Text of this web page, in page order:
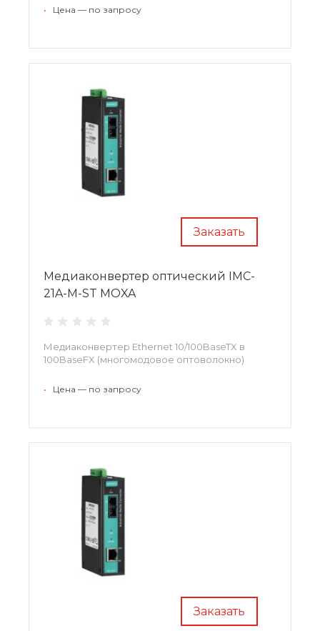
• Цена — по запросу
Заказать
Медиаконвертер оптический IMC-
21A-M-ST MOXA
Медиаконвертер Ethernet 10/100BaseTX в
100BaseFX (многомодовое оптоволокно)
• Цена — по запросу
Заказать